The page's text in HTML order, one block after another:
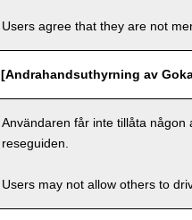
Users agree that they are not
[Andrahandsuthyrning av
Användaren får inte tillåta
reseguiden.
Users may not allow others to